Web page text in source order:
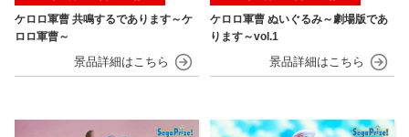
ケロロ軍曹 共鳴するであります～ケ
ロロ軍曹～
ケロロ軍曹 ぬいぐるみ～劇場版であ
ります～vol.1